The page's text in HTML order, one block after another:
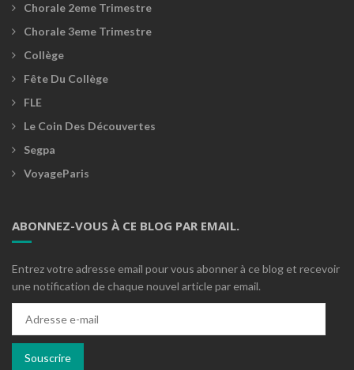
Chorale 2eme Trimestre
Chorale 3eme Trimestre
Collège
Fête Du Collège
FLE
Le Coin Des Découvertes
Segpa
VoyageParis
ABONNEZ-VOUS À CE BLOG PAR EMAIL.
Entrez votre adresse email pour vous abonner à ce blog et recevoir
une notification de chaque nouvel article par email.
mail
Souscrire